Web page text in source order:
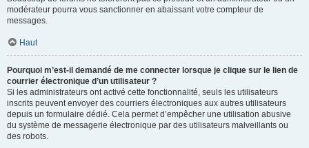
modérateur pourra vous sanctionner en abaissant votre compteur de
messages.
Haut
Pourquoi m’est-il demandé de me connecter lorsque je clique sur le lien de
courrier électronique d’un utilisateur ?
Si les administrateurs ont activé cette fonctionnalité, seuls les utilisateurs
inscrits peuvent envoyer des courriers électroniques aux autres utilisateurs
depuis un formulaire dédié. Cela permet d’empêcher une utilisation abusive
du système de messagerie électronique par des utilisateurs malveillants ou
des robots.